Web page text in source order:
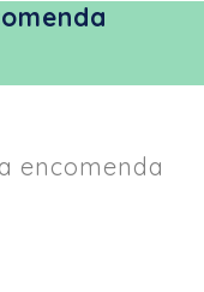
encomenda